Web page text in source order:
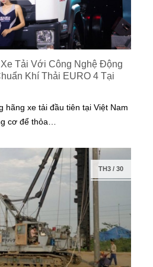
Xe Tải Với Công Nghệ Động
Khí Thải EURO 4 Tại
hãng xe tải đầu tiên tại Việt Nam
cơ để thỏa…
TH3/ 30